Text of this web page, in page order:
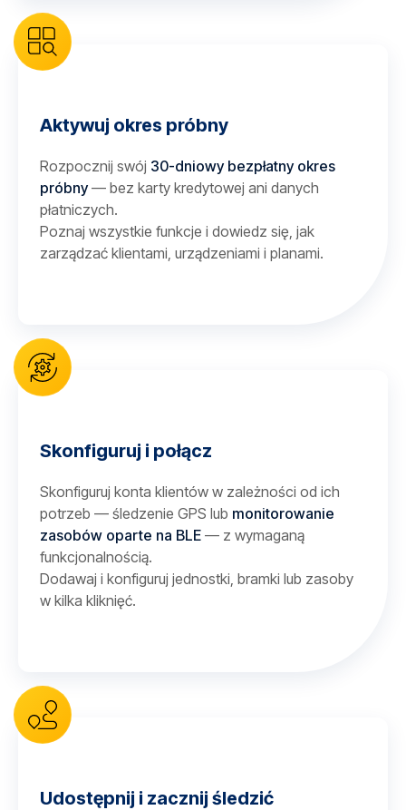
Aktywuj okres próbny
Rozpocznij swój 30-dniowy bezpłatny okres
próbny— bez karty kredytowej ani danych
płatniczych.
Poznaj wszystkie funkcje i dowiedz się, jak
zarządzać klientami, urządzeniami i planami.
Skonfiguruj i połącz
Skonfiguruj konta klientów w zależności od ich
potrzeb — śledzenie GPS lub monitorowanie
zasobów oparte na BLE — z wymaganą
funkcjonalnością.
Dodawaj i konfiguruj jednostki, bramki lub zasoby
w kilka kliknięć.
Udostępnij i zacznij śledzić